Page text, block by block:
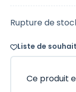
Rupture de
Liste de
Ce produit